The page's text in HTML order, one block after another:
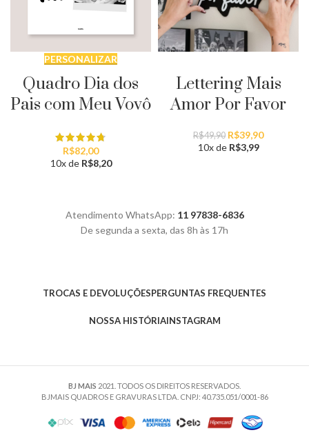
PERSONALIZAR
Quadro Dia dos
Pais com Meu Vovô
R$82,00
10x de R$8,20
Lettering Mais
Amor Por Favor
R$49,90 O
preço
R$39,90O
10x de R$3,99
Atendimento WhatsApp: 11 97838-6836
De segunda a sexta, das 8h às 17h
TROCAS E DEVOLUÇÕESPERGUNTAS FREQUENTES
NOSSA HISTÓRIAINSTAGRAM
BJ MAIS 2021. TODOS OS DIREITOS RESERVADOS.
BJMAIS QUADROS E GRAVURAS LTDA. CNPJ: 40.735.051/0001-86